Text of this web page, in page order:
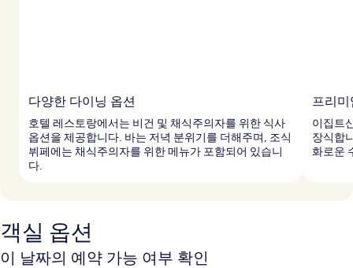
다양한 다이닝 옵션
호텔 레스토랑에서는 비건 및 채식주의자를 위한 식사
옵션을 제공합니다. 바는 저녁 분위기를 더해주며, 조식
뷔페에는 채식주의자를 위한 메뉴가 포함되어 있습니
다.
프리
이집트
장식합
화로운
객실 옵션
이 날짜의 예약 가능 여부 확인